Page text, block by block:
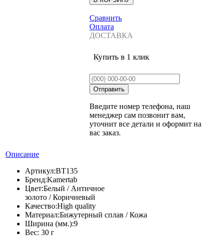
Сравнить
Оплата
ДОСТАВКА
Купить в 1 клик
Введите номер телефона, наш
менеджер сам позвонит вам,
уточнит все детали и оформит на
вас заказ.
Описание
Артикул:BT135
Бренд:Kamertab
Цвет:Белый / Античное
золото / Коричневый
Качество:High quality
Материал:Бижутерный сплав / Кожа
Ширина (мм.):9
Вес: 30 г